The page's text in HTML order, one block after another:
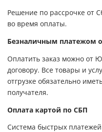
Решение по рассрочке от
во время оплаты.
Безналичным платежом
Оплатить заказ можно от
договору. Все товары и
отгрузке обязательно
получателя.
Оплата картой по СБП
Система быстрых